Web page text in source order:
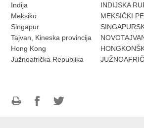
Indija
INDIJSKA
Meksiko
MEKSIČKI
Singapur
Tajvan, Kineska provincija
Hong Kong
Južnoafrička Republika